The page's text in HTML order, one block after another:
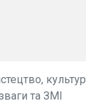
та ЗМІ